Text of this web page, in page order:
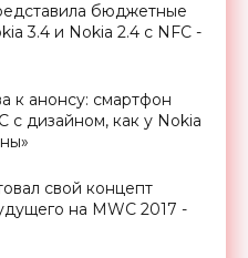
бюджетные
3.4 и Nokia 2.4 с NFC -
к анонсу: смартфон
с дизайном, как у Nokia
свой концепт
на MWC 2017 -